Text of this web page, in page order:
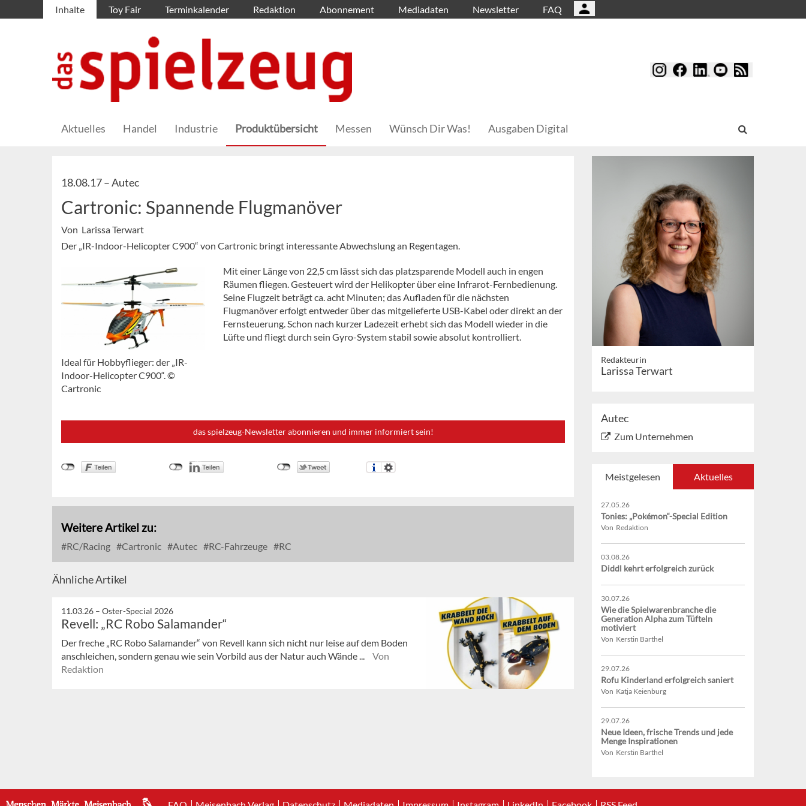
Inhalte Toy Fair Terminkalender Redaktion Abonnement Mediadaten Newsletter FAQ
Aktuelles Handel Industrie Produktübersicht Messen Wünsch Dir Was! Ausgaben Digital
18.08.17 –Autec
Cartronic: Spannende Flugmanöver
Von Larissa Terwart
Der „IR-Indoor-Helicopter C900“ von Cartronic bringt interessante Abwechslung an Regentagen.
Ideal für Hobbyflieger: der „IR-
Indoor-Helicopter C900“. ©
Cartronic
Mit einer Länge von 22,5 cm lässt sich das platzsparende Modell auch in engen
Räumen fliegen. Gesteuert wird der Helikopter über eine Infrarot-Fernbedienung.
Seine Flugzeit beträgt ca. acht Minuten; das Aufladen für die nächsten
Flugmanöver erfolgt entweder über das mitgelieferte USB-Kabel oder direkt an der
Fernsteuerung. Schon nach kurzer Ladezeit erhebt sich das Modell wieder in die
Lüfte und fliegt durch sein Gyro-System stabil sowie absolut kontrolliert.
das spielzeug-Newsletter abonnieren und immer informiert sein!
Weitere Artikel zu:
RC/Racing Cartronic Autec RC-Fahrzeuge RC
Ähnliche Artikel
11.03.26 – Oster-Special 2026
Revell: „RC Robo Salamander“
Der freche „RC Robo Salamander“ von Revell kann sich nicht nur leise auf dem Boden
anschleichen, sondern genau wie sein Vorbild aus der Natur auch Wände ...
Von
Redaktion
Redakteurin
Larissa Terwart
Autec
Zum Unternehmen
Meistgelesen Aktuelles
27.05.26
Tonies: „Pokémon“-Special Edition
Von Redaktion
03.08.26
Diddl kehrt erfolgreich zurück
30.07.26
Wie die Spielwarenbranche die
Generation Alpha zum Tüfteln
motiviert
Von Kerstin Barthel
29.07.26
Rofu Kinderland erfolgreich saniert
Von Katja Keienburg
29.07.26
Neue Ideen, frische Trends und jede
Menge Inspirationen
Von Kerstin Barthel